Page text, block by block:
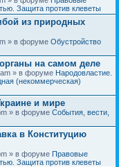
Защита против клеветы
из природных
» в форуме Обустройство
на самом деле
» в форуме Народовластие.
(некоммерческая)
и мире
» в форуме События, вести,
в Конституцию
» в форуме Правовые
Защита против клеветы